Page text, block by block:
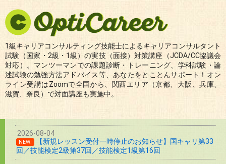
1級キャリアコンサルティング技能士によるキャリアコンサルタント
試験（国家・2級・1級）の実技（面接）対策講座（JCDA/CC協議会
対応）。マンツーマンでの課題診断・トレーニング、学科試験・論
述試験の勉強方法アドバイス等、あなたをとことんサポート！オン
ライン受講はZoomで全国から、関西エリア（京都、大阪、兵庫、
滋賀、奈良）で対面講座も実施中。
2026-08-04
NEW!
【新規レッスン受付一時停止のお知らせ】国キャリ第33
回／技能検定2級第37回／技能検定1級第16回